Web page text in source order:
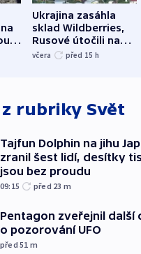
Ukrajina zasáhla
sklad Wildberries,
Rusové útočili na
trh, hasiče či
včera před 15 h
rubriky Svět
Tajfun Dolphin na jihu
zranil šest lidí, desítky
jsou bez proudu
09:15 před 23 m
Pentagon zveřejnil další
o pozorování UFO
před 51 m